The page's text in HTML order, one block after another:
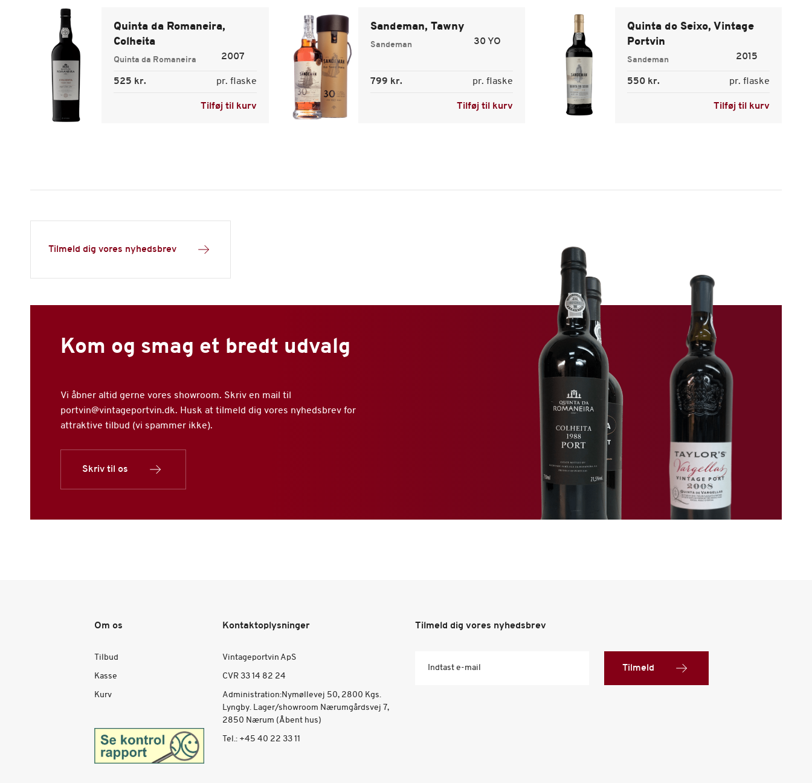
Quinta da Romaneira,
Colheita
Quinta da Romaneira 2007
525 kr. pr. flaske
Tilføj til kurv
Sandeman, Tawny
Sandeman 30 YO
799 kr. pr. flaske
Tilføj til kurv
Quinta do Seixo, Vintage
Portvin
Sandeman 2015
550 kr. pr. flaske
Tilføj til kurv
Tilmeld dig vores nyhedsbrev
Kom og smag et bredt udvalg
Vi åbner altid gerne vores showroom. Skriv en mail til
portvin@vintageportvin.dk. Husk at tilmeld dig vores nyhedsbrev for
attraktive tilbud (vi spammer ikke).
Skriv til os
Om os
Tilbud
Kasse
Kurv
Kontaktoplysninger
Vintageportvin ApS
CVR 33 14 82 24
Administration:Nymøllevej 50, 2800 Kgs.
Lyngby. Lager/showroom Nærumgårdsvej 7,
2850 Nærum (Åbent hus)
Tel.: +45 40 22 33 11
Tilmeld dig vores nyhedsbrev
Indtast e-mail Tilmeld